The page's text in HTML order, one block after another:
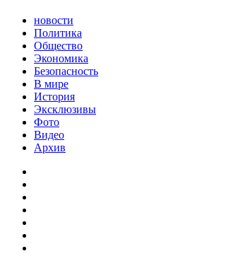
новости
Политика
Общество
Экономика
Безопасность
В мире
История
Эксклюзивы
Фото
Видео
Архив